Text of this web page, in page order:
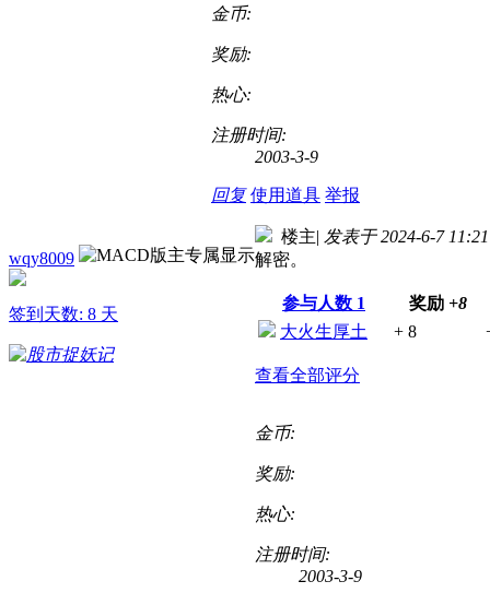
金币:
奖励:
热心:
注册时间:
2003-3-9
回复 使用道具 举报
wqy8009
签到天数: 8 天
楼主| 发表于 2024-6-7 11:21
解密。
参与人数 1 奖励 +8
大火生厚土
+ 8
查看全部评分
金币:
奖励:
热心:
注册时间:
2003-3-9